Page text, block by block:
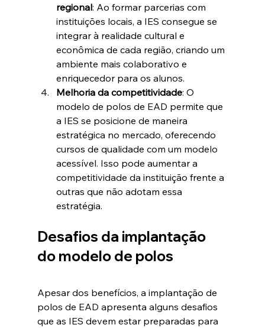
regional: Ao formar parcerias com
instituições locais, a IES consegue se
integrar à realidade cultural e
econômica de cada região, criando um
ambiente mais colaborativo e
enriquecedor para os alunos.
Melhoria da competitividade: O
modelo de polos de EAD permite que
a IES se posicione de maneira
estratégica no mercado, oferecendo
cursos de qualidade com um modelo
acessível. Isso pode aumentar a
competitividade da instituição frente a
outras que não adotam essa
estratégia.
Desafios da implantação
do modelo de polos
Apesar dos benefícios, a implantação de
polos de EAD apresenta alguns desafios
que as IES devem estar preparadas para